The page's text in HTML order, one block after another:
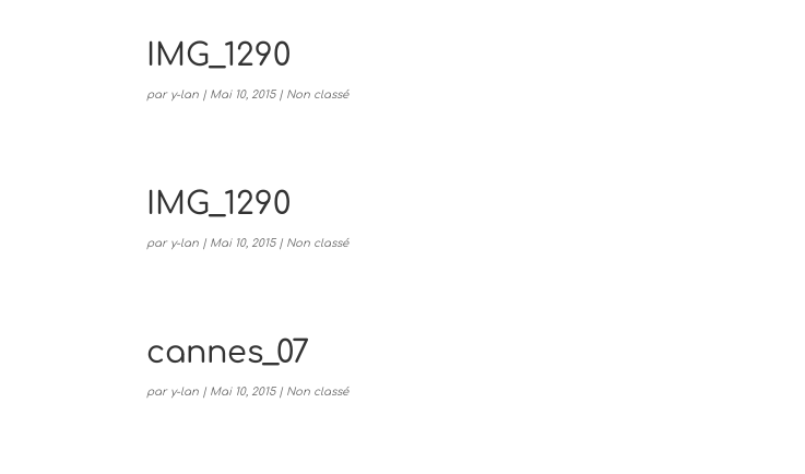
IMG_1290
par y-lan | Mai 10, 2015| Non classé
IMG_1290
par y-lan | Mai 10, 2015| Non classé
cannes_07
par y-lan | Mai 10, 2015| Non classé